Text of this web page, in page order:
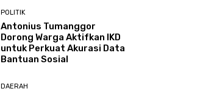
POLITIK
Antonius Tumanggor
Dorong Warga Aktifkan IKD
untuk Perkuat Akurasi Data
Bantuan Sosial
DAERAH